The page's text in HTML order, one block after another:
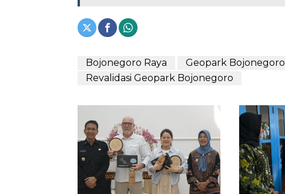
Bojonegoro Raya Geopark Bojonegoro
Revalidasi Geopark Bojonegoro